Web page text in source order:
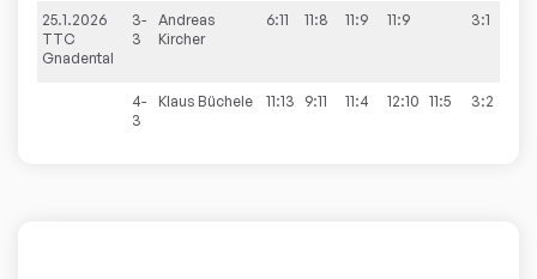
25.1.2026
TTC
Gnadental
3-
3
Andreas
Kircher
6:11 11:8 11:9 11:9 3:1
4-
3
Klaus Büchele 11:13 9:11 11:4 12:10 11:5 3:2